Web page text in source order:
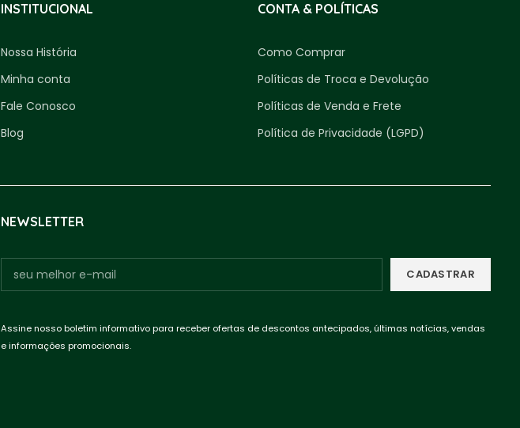
INSTITUCIONAL
Nossa História
Minha conta
Fale Conosco
Blog
CONTA & POLÍTICAS
Como Comprar
Políticas de Troca e Devolução
Políticas de Venda e Frete
Política de Privacidade (LGPD)
NEWSLETTER
Assine nosso boletim informativo para receber ofertas de descontos antecipados, últimas notícias, vendas
e informações promocionais.